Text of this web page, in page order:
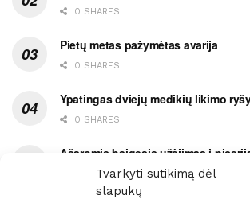
Tvarkyti sutikimą dėl
slapukų
0 SHARES
Pietų metas pažymėtas avarija
0 SHARES
Ypatingas dviejų medikių likimo
0 SHARES
Ašaromis baigęsis užėjimas į
0 SHARES